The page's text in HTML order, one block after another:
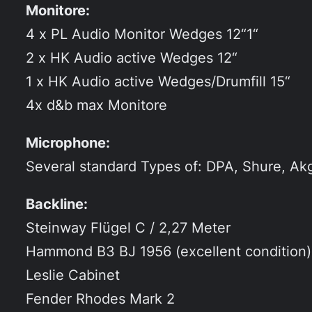
Monitore:
4 x PL Audio Monitor Wedges 12“1“
2 x HK Audio active Wedges 12“
1 x HK Audio active Wedges/Drumfill 15“
4x d&b max Monitore
Microphone:
Several standard Types of: DPA, Shure,
Backline:
Steinway Flügel C / 2,27 Meter
Hammond B3 BJ 1956 (excellent condition)
Leslie Cabinet
Fender Rhodes Mark 2